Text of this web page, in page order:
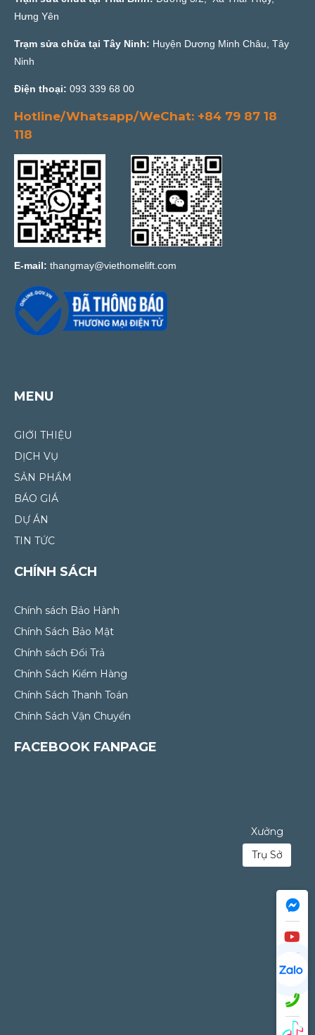
Hưng Yên
Trạm sửa chữa tại Tây Ninh: Huyện Dương Minh Châu, Tây
Ninh
Điện thoại: 093 339 68 00
Hotline/Whatsapp/WeChat: +84 79 87 18
118
E-mail: thangmay@viethomelift.com
MENU
GIỚI THIỆU
DỊCH VỤ
SẢN PHẨM
BÁO GIÁ
DỰ ÁN
TIN TỨC
CHÍNH SÁCH
Chính sách Bảo Hành
Chính Sách Bảo Mật
Chính sách Đổi Trả
Chính Sách Kiểm Hàng
Chính Sách Thanh Toán
Chính Sách Vận Chuyển
FACEBOOK FANPAGE
Xưởng
Trụ Sở